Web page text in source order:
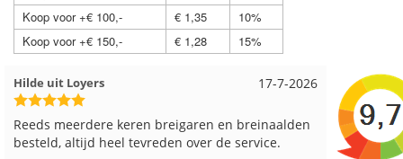
Koop voor +€ 100,-
€ 1,35
10%
Koop voor +€ 150,-
€ 1,28 15%
12-7-2026
Loes uit EMMELOORD
Snelle levering en keurig verpakt. Top.
Nell uit
Goed